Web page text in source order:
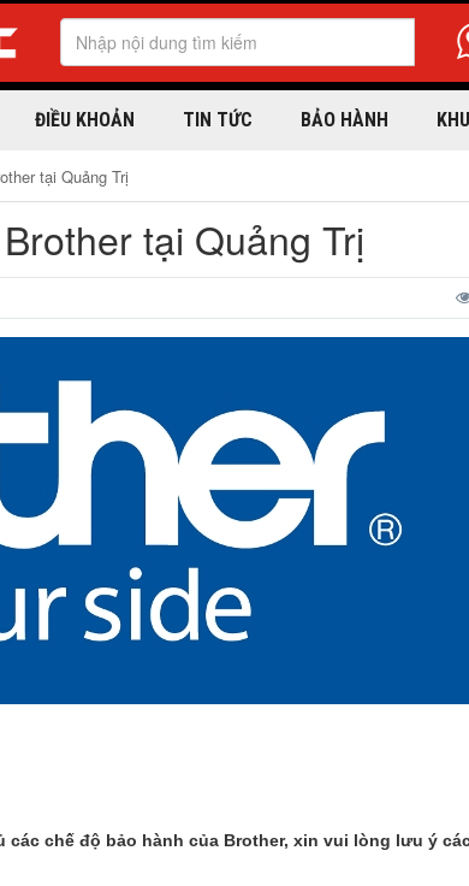
ĐIỀU KHOẢN TIN TỨC BẢO HÀNH
tại Quảng Trị
tại Quảng Trị
chế độ bảo hành của Brother, xin vui lòng lưu ý